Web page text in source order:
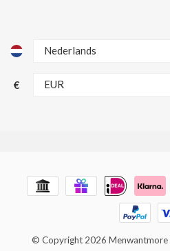
€
© Copyright 2026 Menwantmore